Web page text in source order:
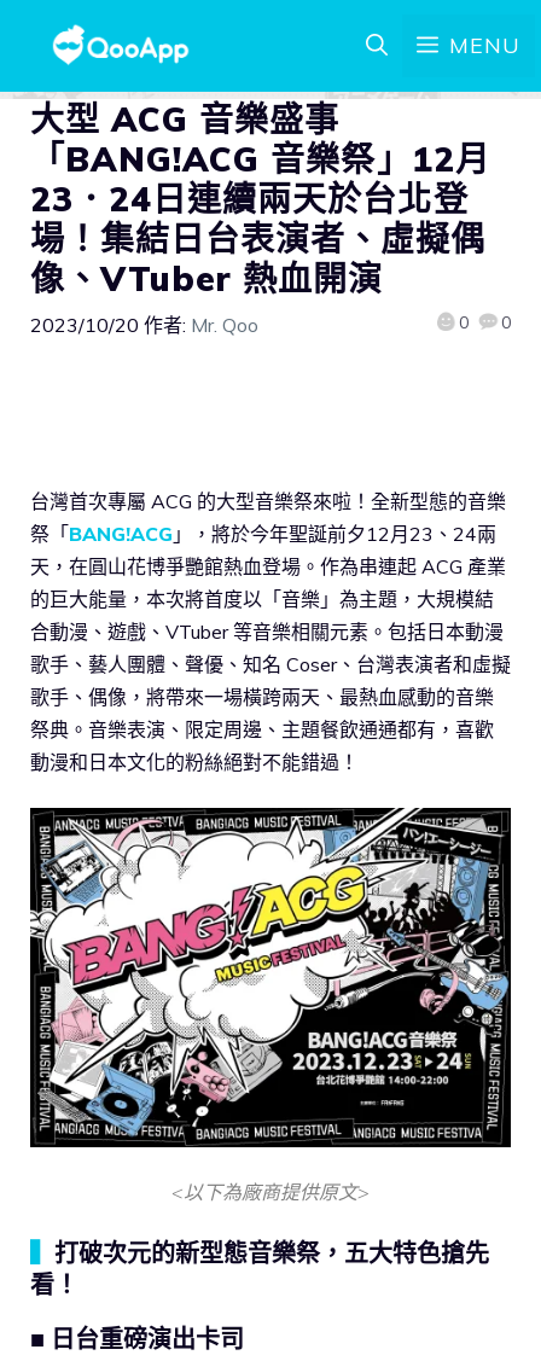
MENU
大型 ACG 音樂盛事
「BANG!ACG 音樂祭」12月
23．24日連續兩天於台北登
場！集結日台表演者、虛擬偶
像、VTuber 熱血開演
2023/10/20 作者: Mr. Qoo 0 0
台灣首次專屬 ACG 的大型音樂祭來啦！全新型態的音樂
祭「BANG!ACG 」，將於今年聖誕前夕12月23、24兩
天，在圓山花博爭艷館熱血登場。作為串連起 ACG 產業
的巨大能量，本次將首度以「音樂」為主題，大規模結
合動漫、遊戲、VTuber 等音樂相關元素。包括日本動漫
歌手、藝人團體、聲優、知名 Coser、台灣表演者和虛擬
歌手、偶像，將帶來一場橫跨兩天、最熱血感動的音樂
祭典。音樂表演、限定周邊、主題餐飲通通都有，喜歡
動漫和日本文化的粉絲絕對不能錯過！
<以下為廠商提供原文>
打破次元的新型態音樂祭，五大特色搶先
看！
■ 日台重磅演出卡司